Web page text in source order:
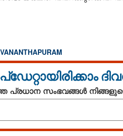
പ്രധാന സംഭവങ്ങൾ